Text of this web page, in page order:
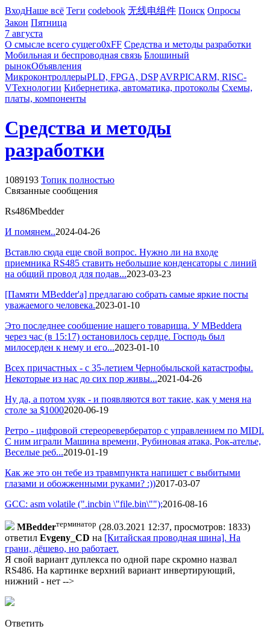
ВходНаше всё Теги codebook 无线电组件 Поиск Опросы
Закон Пятница
7 августа
О смысле всего сущего0xFF Средства и методы разработки
Мобильная и беспроводная связь Блошиный
рынокОбъявления
МикроконтроллерыPLD, FPGA, DSP AVRPICARM, RISC-
VТехнологии Кибернетика, автоматика, протоколы Схемы,
платы, компоненты
Средства и методы
разработки
1089193 Топик полностью
Связанные сообщения
Rs486Mbedder
И помянем..2024-04-26
Вставлю сюда еще свой вопрос. Нужно ли на входе
приемника RS485 ставить небольшие конденсаторы с линий
на общий провод для подав...2023-03-23
[Памяти MBedder'а] предлагаю собрать самые яркие посты
уважаемого человека.2023-01-10
Это последнее сообщение нашего товарища. У MBedderа
через час (в 15:17) остановилось сердце. Господь был
милосерден к нему и его...2023-01-10
Всех причастных - с 35-летием Чернобыльской катастрофы.
Некоторые из нас до сих пор живы...2021-04-26
Ну да, а потом хуяк - и появляются вот такие, как у меня на
столе за $10002020-06-19
Ретро - цифровой стереоревербератор с управлением по MIDI.
С ним играли Машина времени, Рубиновая атака, Рок-ателье,
Веселые реб...2019-01-19
Как же это он тебе из травмпункта напишет с выбитыми
глазами и обожженными руками? :))2017-03-07
GCC: asm volatile (".incbin \"file.bin\"");2016-08-16
MBedderтерминатор (28.03.2021 12:37, просмотров: 1833)
ответил Evgeny_CD на [Китайская проводная шина]. На
грани, дёшево, но работает.
Я свой вариант дуплекса по одной паре скромно назвал
RS486. На картинке верхний вариант инвертирующий,
нижний - нет -->
Ответить